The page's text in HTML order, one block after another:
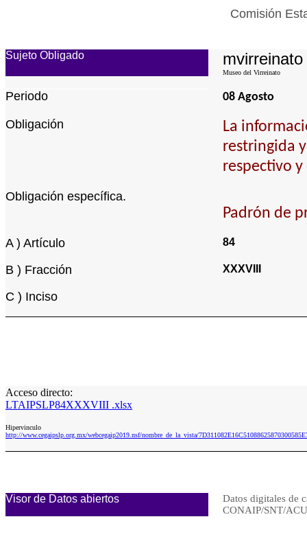
Comisión
Sujeto Obligado mvirreinato
Museo del Virreinato
Periodo 08 Agosto
Obligación
La
restringida
respectivo
Obligación específica.
Padrón de
A ) Artículo 84
B ) Fracción XXXVIII
C ) Inciso
Acceso directo:
LTAIPSLP84XXXVIII .xlsx
Hipervinculo
http://www.cegaipslp.org.mx/webcegaip2019.nsf/nombre_de_la_vista/
Visor de Datos abiertos
Datos digitales de
CONAIP/SNT/